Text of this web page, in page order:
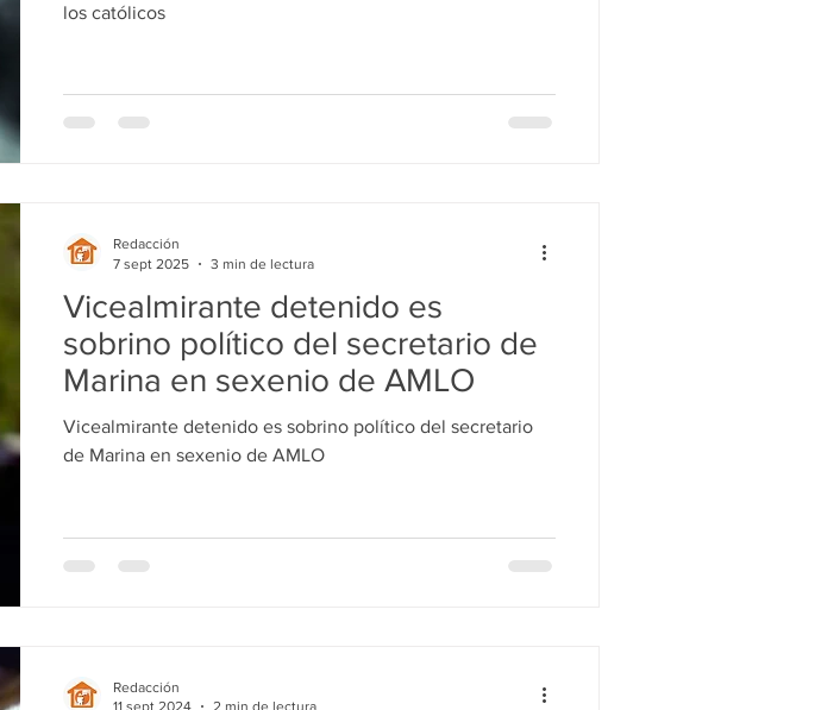
los católicos
Vicealmirante detenido es
sobrino político del secretario de
Marina en sexenio de AMLO
Vicealmirante detenido es sobrino político del secretario
de Marina en sexenio de AMLO
Redacción
7 sept 2025
3 min de lectura
Redacción
11 sept 2024
2 min de lectura